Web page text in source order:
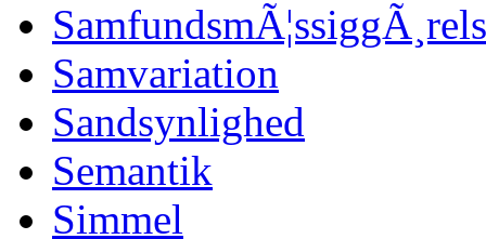
Samvariation
Sandsynlighed
Semantik
Simmel